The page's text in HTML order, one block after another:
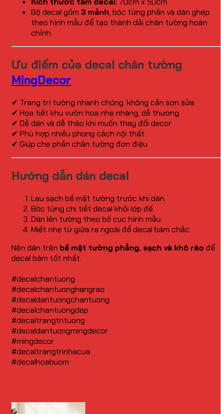
Bộ decal gồm 3 mảnh, bóc từng phần và dán ghép
theo hình mẫu để tạo thành dải chân tường hoàn
chỉnh.
Ưu điểm của decal chân tường
MingDecor
✔ Trang trí tường nhanh chóng, không cần sơn sửa
✔ Họa tiết khu vườn hoa nhẹ nhàng, dễ thương
✔ Dễ dán và dễ tháo khi muốn thay đổi decor
✔ Phù hợp nhiều phong cách nội thất
✔ Giúp che phần chân tường đơn điệu
Hướng dẫn dán decal
Lau sạch bề mặt tường trước khi dán.
Bóc từng chi tiết decal khỏi lớp đế.
Dán lên tường theo bố cục hình mẫu.
Miết nhẹ từ giữa ra ngoài để decal bám chắc.
Nên dán trên bề mặt tường phẳng, sạch và khô ráo để
decal bám tốt nhất.
#decalchantuong
#decalchantuonghangrao
#decaldantuongchantuong
#decalchantuongdep
#decaltrangtrituong
#decaldantuongmingdecor
#mingdecor
#decaltrangtrinhacua
#decalhoabuom